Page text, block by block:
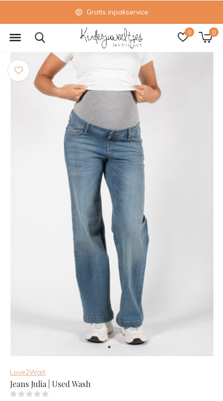
0 0
Gratis inpakservice
Love2Wait
Jeans Julia | Used Wash